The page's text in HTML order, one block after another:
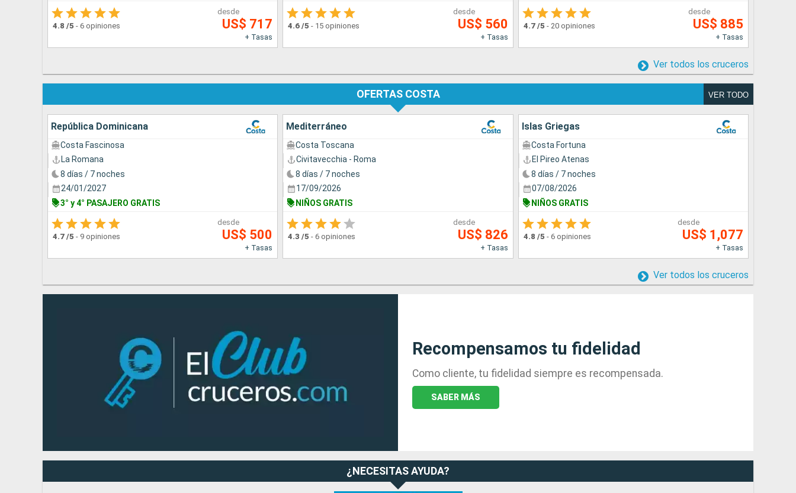
4.8 /5 - 6 opiniones
desde
US$ 717
+ Tasas
4.6 /5 - 15 opiniones
desde
US$ 560
+ Tasas
4.7/5 - 20 opiniones
desde
US$ 885
+ Tasas
Ver todos los cruceros
OFERTAS COSTA VER TODO
República Dominicana
Costa Fascinosa
La Romana
8 días / 7 noches
24/01/2027
3° y 4° PASAJERO GRATIS
4.7 /5 - 9 opiniones
desde
US$ 500
+ Tasas
Mediterráneo
Costa Toscana
Civitavecchia - Roma
8 días / 7 noches
17/09/2026
NIÑOS GRATIS
4.3 /5 -6 opiniones
desde
US$ 826
+ Tasas
Islas Griegas
Costa Fortuna
El Pireo Atenas
8 días / 7 noches
07/08/2026
NIÑOS GRATIS
4.8 /5 - 6 opiniones
desde
US$ 1,077
+ Tasas
Ver todos los cruceros
Recompensamos tu fidelidad
Como cliente, tu fidelidad siempre es recompensada.
SABER MÁS
¿NECESITAS AYUDA?